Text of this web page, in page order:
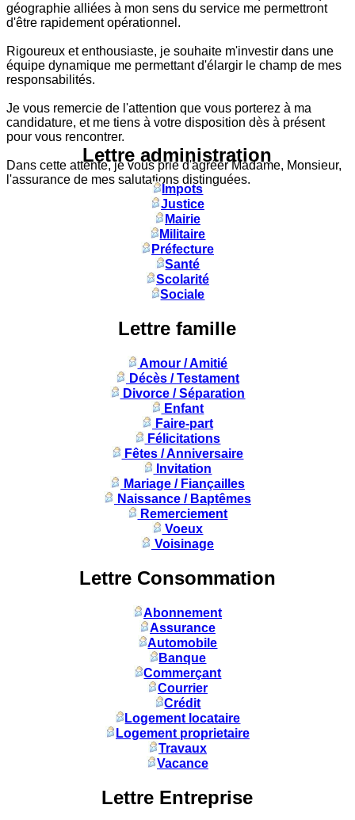
géographie alliées à mon sens du service me permettront
d'être rapidement opérationnel.
Rigoureux et enthousiaste, je souhaite m'investir dans une
équipe dynamique me permettant d'élargir le champ de mes
responsabilités.
Je vous remercie de l'attention que vous porterez à ma
candidature, et me tiens à votre disposition dès à présent
pour vous rencontrer.
Dans cette attente, je vous prie d'agréer Madame, Monsieur,
l'assurance de mes salutations distinguées.
Lettre administration
Impots
Justice
Mairie
Militaire
Préfecture
Santé
Scolarité
Sociale
Lettre famille
Amour / Amitié
Décès / Testament
Divorce / Séparation
Enfant
Faire-part
Félicitations
Fêtes / Anniversaire
Invitation
Mariage / Fiançailles
Naissance / Baptêmes
Remerciement
Voeux
Voisinage
Lettre Consommation
Abonnement
Assurance
Automobile
Banque
Commerçant
Courrier
Crédit
Logement locataire
Logement proprietaire
Travaux
Vacance
Lettre Entreprise